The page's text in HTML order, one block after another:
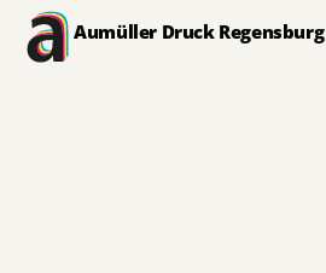
Aumüller Druck Regensburg